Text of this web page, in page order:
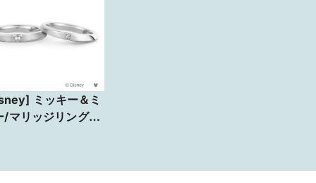
ミッキー＆ミ
/マリッジリング-